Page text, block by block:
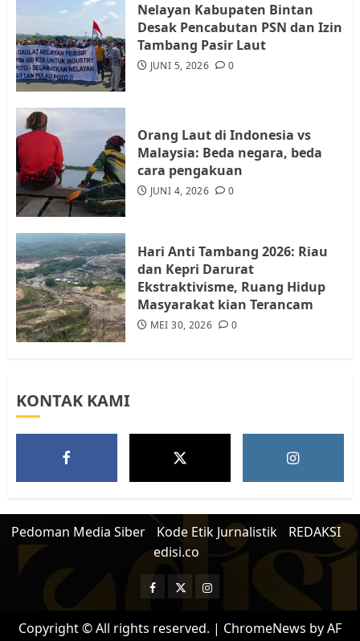
4
Warga Rempang Ajukan
Audiensi dengan Wali Kota
5
Tim Advokasi Desak BP Batam
Berhenti Merampas Tanah
Nelayan Kabupaten Bintan
Desak Pencabutan PSN dan Izin
Tambang Pasir Laut
JUNI 5, 2026 0
Orang Laut di Indonesia vs
Malaysia: Beda negara, beda
cara pengakuan
JUNI 4, 2026 0
Hari Anti Tambang 2026: Riau
dan Kepri Darurat
Ekstraktivisme, Ruang Hidup
Masyarakat kian Terancam
MEI 30, 2026 0
KONTAK KAMI
Pedoman Media Siber Kode Etik Jurnalistik
REDAKSI
edisi.co
Facebook
TwitterInstagram
Copyright © All rights reserved. | ChromeNews by AF